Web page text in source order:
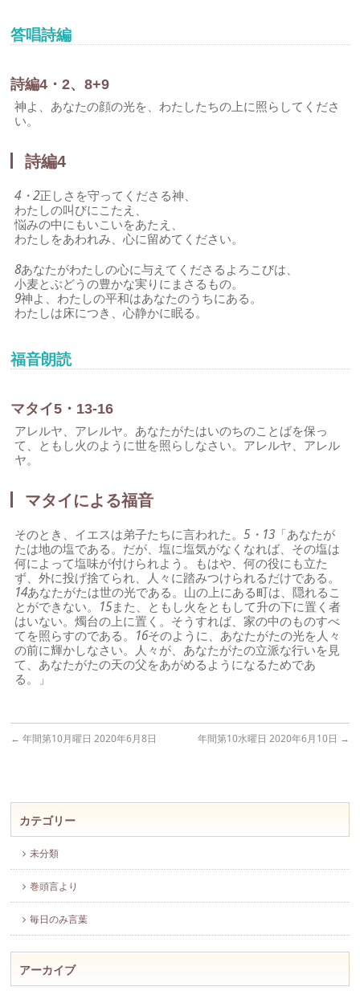
答唱詩編
詩編4・2、8+9
神よ、あなたの顔の光を、わたしたちの上に照らしてくださ
い。
詩編4
4・2正しさを守ってくださる神、
わたしの叫びにこたえ、
悩みの中にもいこいをあたえ、
わたしをあわれみ、心に留めてください。
8あなたがわたしの心に与えてくださるよろこびは、
小麦とぶどうの豊かな実りにまさるもの。
9神よ、わたしの平和はあなたのうちにある。
わたしは床につき、心静かに眠る。
福音朗読
マタイ5・13-16
アレルヤ、アレルヤ。あなたがたはいのちのことばを保っ
て、ともし火のように世を照らしなさい。アレルヤ、アレル
ヤ。
マタイによる福音
そのとき、イエスは弟子たちに言われた。5・13 「あなたが
たは地の塩である。だが、塩に塩気がなくなれば、その塩は
何によって塩味が付けられよう。もはや、何の役にも立た
ず、外に投げ捨てられ、人々に踏みつけられるだけである。
14あなたがたは世の光である。山の上にある町は、隠れるこ
とができない。 15また、ともし火をともして升の下に置く者
はいない。燭台の上に置く。そうすれば、家の中のものすべ
てを照らすのである。 16そのように、あなたがたの光を人々
の前に輝かしなさい。人々が、あなたがたの立派な行いを見
て、あなたがたの天の父をあがめるようになるためであ
る。」
← 年間第10月曜日 2020年6月8日 年間第10水曜日 2020年6月10日 →
カテゴリー
未分類
巻頭言より
毎日のみ言葉
アーカイブ